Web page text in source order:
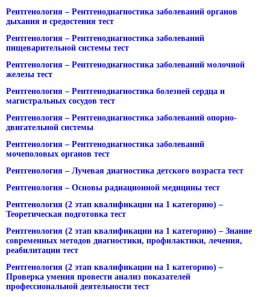
Рентгенология – Рентгенодиагностика заболеваний органов
дыхания и средостения тест
Рентгенология – Рентгенодиагностика заболеваний
пищеварительной системы тест
Рентгенология – Рентгенодиагностика заболеваний молочной
железы тест
Рентгенология – Рентгенодиагностика болезней сердца и
магистральных сосудов тест
Рентгенология – Рентгенодиагностика заболеваний опорно-
двигательной системы
Рентгенология – Рентгенодиагностика заболеваний
мочеполовых органов тест
Рентгенология – Лучевая диагностика детского возраста тест
Рентгенология – Основы радиационной медицины тест
Рентгенология (2 этап квалификации на 1 категорию) –
Теоретическая подготовка тест
Рентгенология (2 этап квалификации на 1 категорию) – Знание
современных методов диагностики, профилактики, лечения,
реабилитации тест
Рентгенология (2 этап квалификации на 1 категорию) –
Проверка умения провести анализ показателей
профессиональной деятельности тест